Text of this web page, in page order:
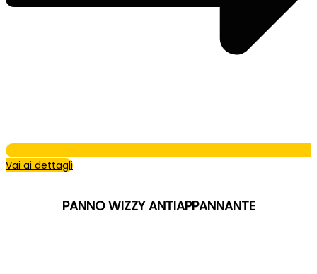
Vai ai dettagli
PANNO WIZZY ANTIAPPANNANTE